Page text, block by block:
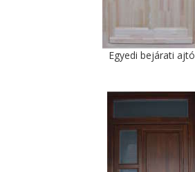
Egyedi bejárati ajtó